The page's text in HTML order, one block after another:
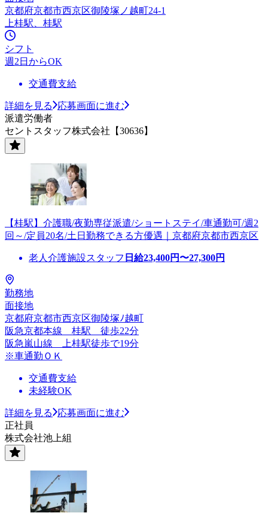
京都府京都市西京区御陵塚ノ越町24-1
上桂駅、桂駅
シフト
週2日からOK
交通費支給
詳細を見る
応募画面に進む
派遣労働者
セントスタッフ株式会社【30636】
【桂駅】介護職/夜勤専従派遣/ショートステイ/車通勤可/週2
回～/定員20名/土日勤務できる方優遇｜京都府京都市西京区
老人介護施設スタッフ 日給23,400円〜27,300円
勤務地
面接地
京都府京都市西京区御陵塚ﾉ越町
阪急京都本線 桂駅 徒歩22分
阪急嵐山線 上桂駅徒歩で19分
※車通勤ＯＫ
交通費支給
未経験OK
詳細を見る
応募画面に進む
正社員
株式会社池上組